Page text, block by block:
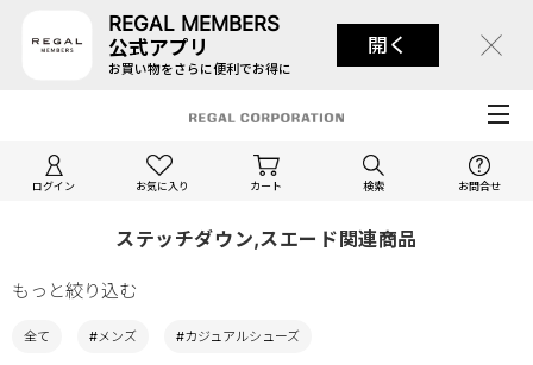
REGAL MEMBERS
公式アプリ
お買い物をさらに便利でお得に
開く
ログイン お気に入り カート 検索 お問合せ
ステッチダウン,スエード関連商品
もっと絞り込む
全て #メンズ #カジュアルシューズ